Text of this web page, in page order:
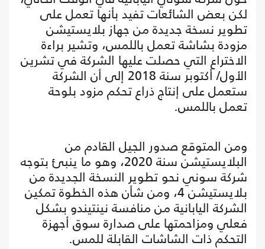
لكن بعض الشائعات تفيد بأنها تعمل على
تطوير نسخة جديدة من جهاز بلايستيشن
مزودة بشاشة تعمل باللمس، وتشير براءة
الاختراع التي حصلت عليها الشركة في تشرين
الأول/ أكتوبر سنة 2018 إلى أن الشركة
ستعمل على إنتاج ذراع تحكم مزود بلوحة
تعمل باللمس.
ومن المتوقع صدور الجيل القادم من
البلايستيشن سنة 2020، وهو ما ينبئ بتوجه
شركة سوني نحو تطوير النسخة الجديدة من
بلايستيشن 4، ومن شأن هذه الخطوة تمكين
الشركة اليابانية من منافسة نينتيندو بشكل
فعلي ومزاحمتها على صدارة سوق أجهزة
التحكم ذات الشاشات القابلة للمس.